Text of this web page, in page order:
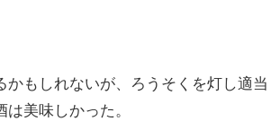
かもしれないが、ろうそくを灯し適当
美味しかった。